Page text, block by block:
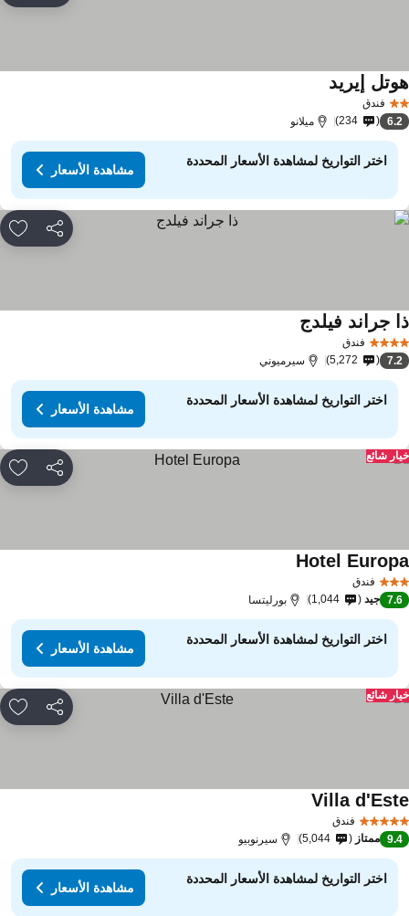
فندق
إيريدمشاهدة الأسعار
6.2
234 ميلانو
اختر التواريخ لمشاهدة الأسعار المحددة
مشاهدة الأسعار
مشاركة
فندق
جراند فيلدجمشاهدة الأسعار
7.2
5,272 سيرميوني
اختر التواريخ لمشاهدة الأسعار المحددة
مشاهدة الأسعار
مشاركة
شائع
فندق
Hotelمشاهدة الأسعار
7.6 جيد 1,044 بورليتسا
اختر التواريخ لمشاهدة الأسعار المحددة
مشاهدة الأسعار
مشاركة
شائع
فندق
Villaمشاهدة الأسعار
9.4 ممتاز 5,044 سيرنوبيو
اختر التواريخ لمشاهدة الأسعار المحددة
مشاهدة الأسعار